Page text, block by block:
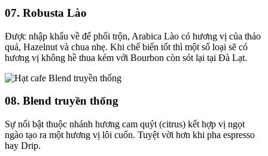
07. Robusta Lào
Được nhập khẩu về để phối trộn, Arabica Lào có hương vị của thảo
quả, Hazelnut và chua nhẹ. Khi chế biến tốt thì một số loại sẽ có
hương vị không hề thua kém với Bourbon còn sót lại tại Đà Lạt.
08. Blend truyền thống
Sự nổi bật thuộc nhánh hương cam quýt (citrus) kết hợp vị ngọt
ngào tạo ra một hương vị lôi cuốn. Tuyệt vời hơn khi pha espresso
hay Drip.